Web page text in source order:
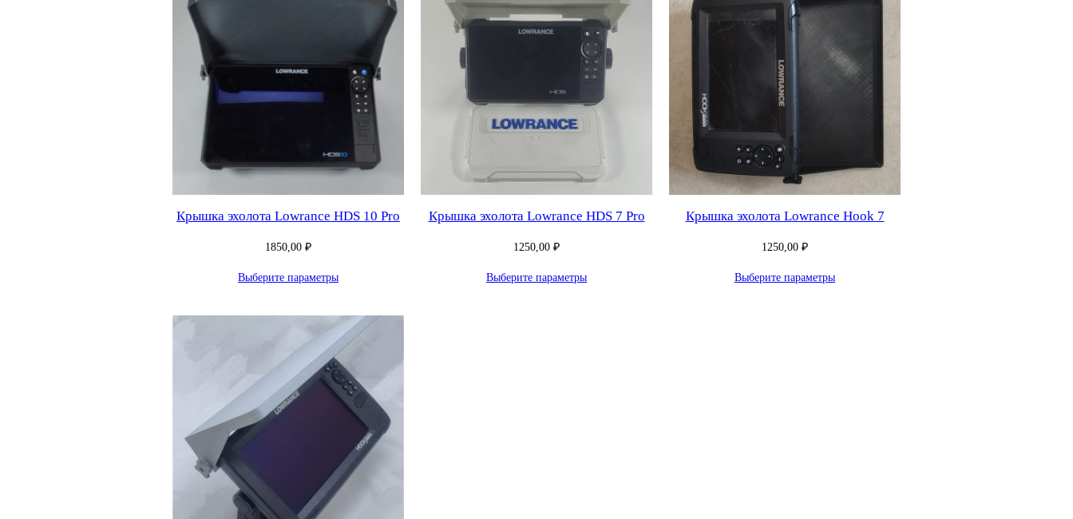
Крышка эхолота Lowrance HDS 10 Pro
1850,00 ₽
Выберите параметры
Крышка эхолота Lowrance HDS 7 Pro
1250,00 ₽
Выберите параметры
Крышка эхолота Lowrance Hook 7
1250,00 ₽
Выберите параметры